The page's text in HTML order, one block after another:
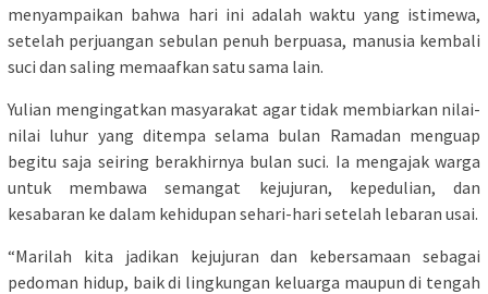
menyampaikan bahwa hari ini adalah waktu yang istimewa,
setelah perjuangan sebulan penuh berpuasa, manusia kembali
suci dan saling memaafkan satu sama lain.
Yulian mengingatkan masyarakat agar tidak membiarkan nilai-
nilai luhur yang ditempa selama bulan Ramadan menguap
begitu saja seiring berakhirnya bulan suci. Ia mengajak warga
untuk membawa semangat kejujuran, kepedulian, dan
kesabaran ke dalam kehidupan sehari-hari setelah lebaran usai.
“Marilah kita jadikan kejujuran dan kebersamaan sebagai
pedoman hidup, baik di lingkungan keluarga maupun di tengah